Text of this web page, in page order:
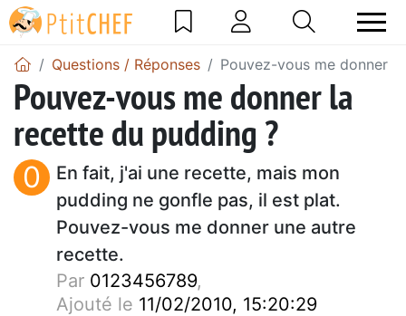
Questions / Réponses Pouvez-vous me donner
Pouvez-vous me donner la
recette du pudding ?
0
En fait, j'ai une recette, mais mon
pudding ne gonfle pas, il est plat.
Pouvez-vous me donner une autre
recette.
Par 0123456789,
Ajouté le 11/02/2010, 15:20:29